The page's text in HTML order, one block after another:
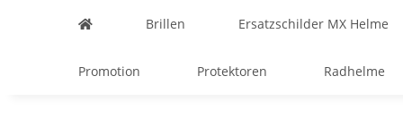
Brillen Ersatzschilder MX Helme
Promotion Protektoren Radhelme